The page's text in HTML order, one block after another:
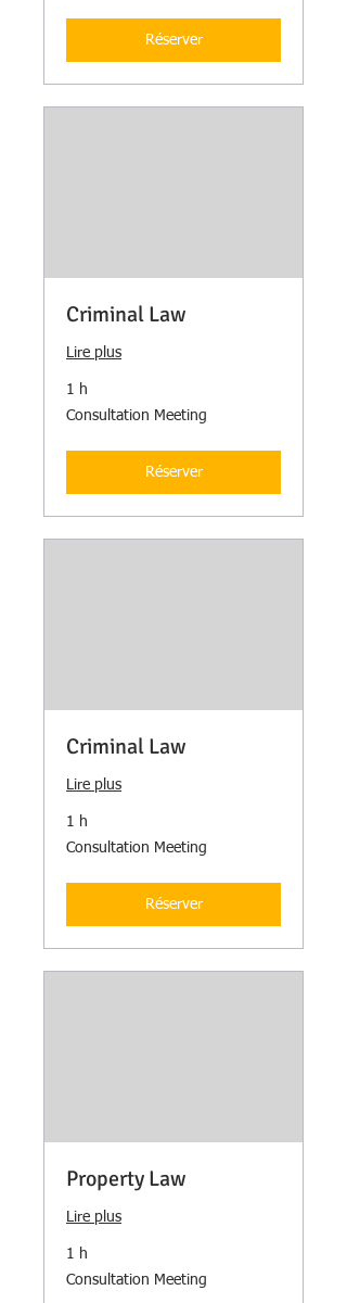
Réserver
Criminal Law
Lire plus
1 h
Consultation
Meeting
Consultation Meeting
Réserver
Criminal Law
Lire plus
1 h
Consultation
Meeting
Consultation Meeting
Réserver
Property Law
Lire plus
1 h
Consultation
Meeting
Consultation Meeting